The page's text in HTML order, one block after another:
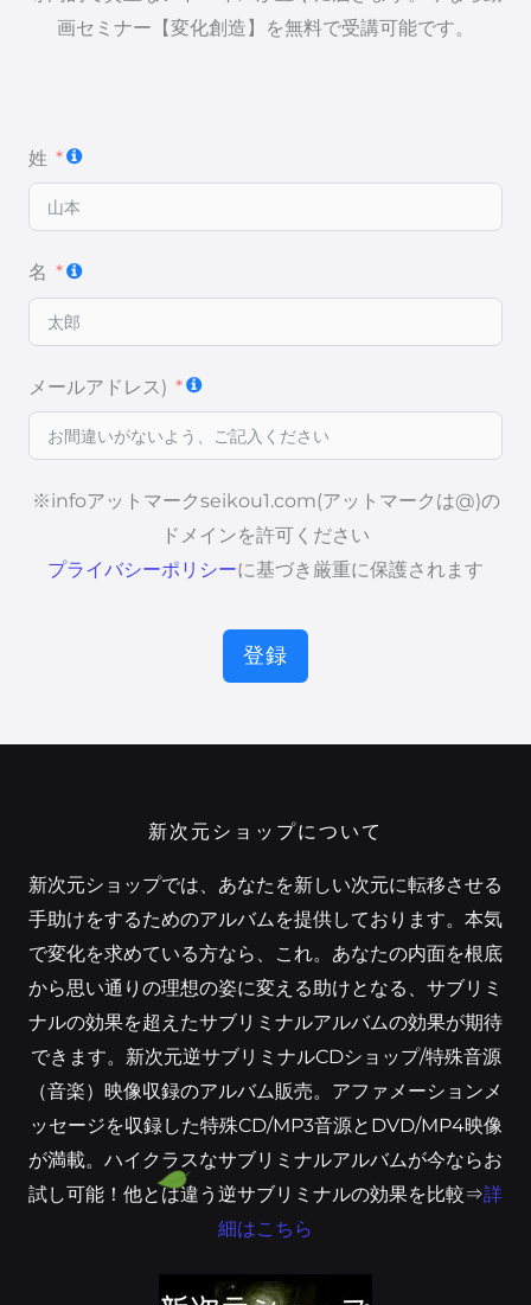
画セミナー【変化創造】を無料で受講可能です。
姓
名
メールアドレス)
※infoアットマークseikou1.com(アットマークは@)の
ドメインを許可ください
プライバシーポリシーに基づき厳重に保護されます
登録
新次元ショップについて
新次元ショップでは、あなたを新しい次元に転移させる
手助けをするためのアルバムを提供しております。本気
で変化を求めている方なら、これ。あなたの内面を根底
から思い通りの理想の姿に変える助けとなる、サブリミ
ナルの効果を超えたサブリミナルアルバムの効果が期待
できます。新次元逆サブリミナルCDショップ/特殊音源
（音楽）映像収録のアルバム販売。アファメーションメ
ッセージを収録した特殊CD/MP3音源とDVD/MP4映像
が満載。ハイクラスなサブリミナルアルバムが今ならお
試し可能！他とは違う逆サブリミナルの効果を比較⇒詳
細はこちら